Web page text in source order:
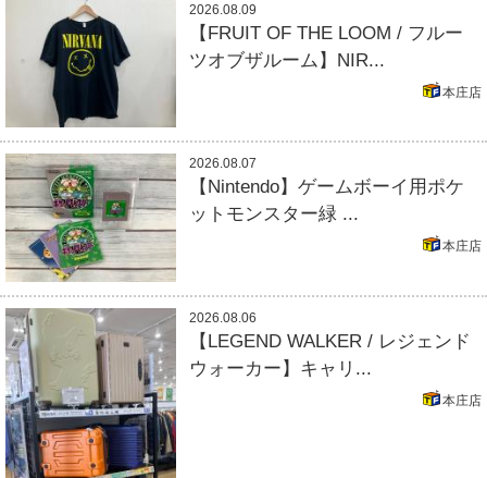
2026.08.09
【FRUIT OF THE LOOM / フルー
ツオブザルーム】NIR...
本庄店
2026.08.07
【Nintendo】ゲームボーイ用ポケ
ットモンスター緑 ...
本庄店
2026.08.06
【LEGEND WALKER / レジェンド
ウォーカー】キャリ...
本庄店